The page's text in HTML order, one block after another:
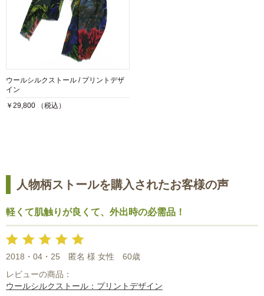
ウールシルクストール / プリントデザ
イン
￥29,800 （税込）
人物柄ストールを購入されたお客様の声
軽くて肌触りが良くて、外出時の必需品！
2018・04・25 匿名 様 女性
60歳
レビューの商品：
ウールシルクストール：プリントデザイン